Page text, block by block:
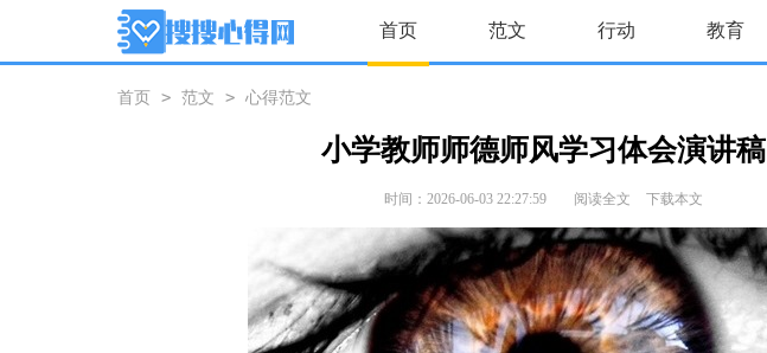
首页 范文 行动 教育
首页 > 范文 > 心得范文
小学教师师德师风学习体会演讲稿
时间：2026-06-03 22:27:59 阅读全文 下载本文